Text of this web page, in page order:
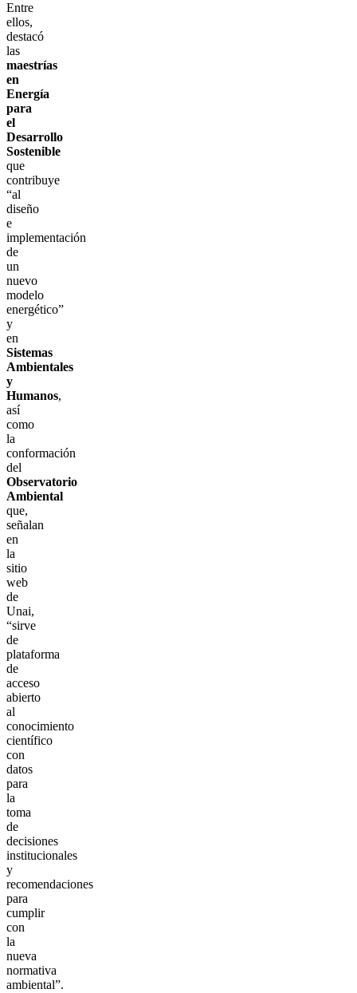
Entre
ellos,
destacó
las
maestrías
en
Energía
para
el
Desarrollo
Sostenible
que
contribuye
“al
diseño
e
implementación
de
un
nuevo
modelo
energético”
y
en
Sistemas
Ambientales
y
Humanos,
así
como
la
conformación
del
Observatorio
Ambiental
que,
señalan
en
la
sitio
web
de
Unai,
“sirve
de
plataforma
de
acceso
abierto
al
conocimiento
científico
con
datos
para
la
toma
de
decisiones
institucionales
y
recomendaciones
para
cumplir
con
la
nueva
normativa
ambiental”.